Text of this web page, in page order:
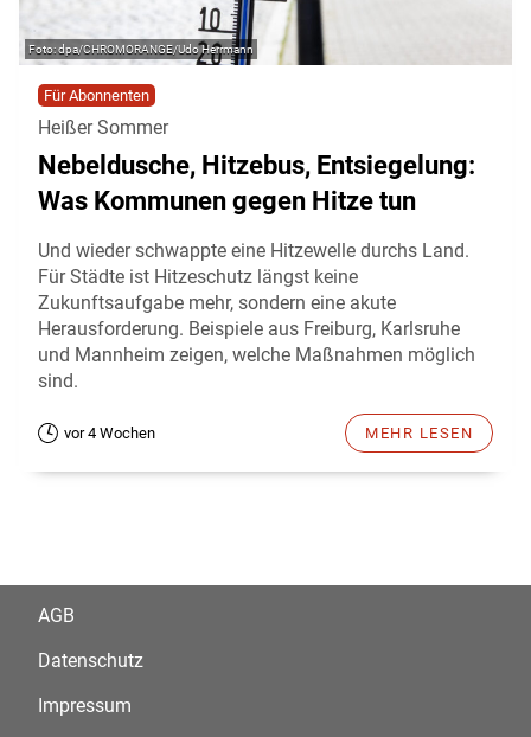
dpa/CHROMORANGE/Udo Herrmann
Für Abonnenten
Heißer Sommer
Nebeldusche, Hitzebus, Entsiegelung:
Was Kommunen gegen Hitze tun
Und wieder schwappte eine Hitzewelle durchs Land.
Für Städte ist Hitzeschutz längst keine
Zukunftsaufgabe mehr, sondern eine akute
Herausforderung. Beispiele aus Freiburg, Karlsruhe
und Mannheim zeigen, welche Maßnahmen möglich
sind.
vor 4 Wochen MEHR LESEN
AGB
Datenschutz
Impressum